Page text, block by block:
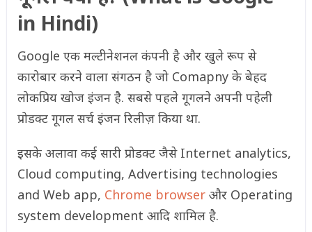
in Hindi)
Google एक मल्टीनेशनल कंपनी है और खुले रूप से
कारोबार करने वाला संगठन है जो Comapny के बेहद
लोकप्रिय खोज इंजन है. सबसे पहले गूगलने अपनी पहेली
प्रोडक्ट गूगल सर्च इंजन रिलीज़ किया था.
इसके अलावा कई सारी प्रोडक्ट जैसे Internet analytics,
Cloud computing, Advertising technologies
and Web app, Chrome browserऔर Operating
system development आदि शामिल है.